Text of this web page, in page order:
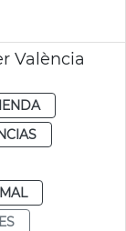
València